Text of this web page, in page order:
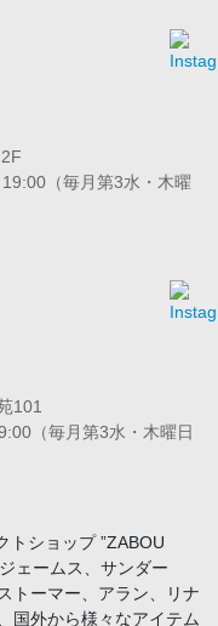
（毎月第3水・木曜
101
（毎月第3水・木曜日
トショップ ”ZABOU
ェームス、サンダー
トーマー、アラン、リナ
国外から様々なアイテム